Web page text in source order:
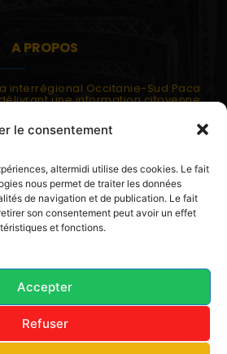
le consentement
altermidi utilise des cookies. Le fait
nous permet de traiter les données
de navigation et de publication. Le fait
son consentement peut avoir un effet
et fonctions.
Accepter
Refuser
A PROPOS
interrégional Occitanie-Sud Paca
une information citoyenne
les suds, la méditerranée,
globales évaluées à
ou d'analyses à l'échelon
capitale, sans capitale.
amis d'altermidi